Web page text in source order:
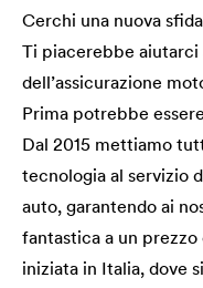
Cerchi una nuova
Ti piacerebbe
dell’assicurazione
Prima potrebbe
Dal 2015 mettiamo
tecnologia al servizio
auto, garantendo ai
fantastica a un
iniziata in Italia, dove